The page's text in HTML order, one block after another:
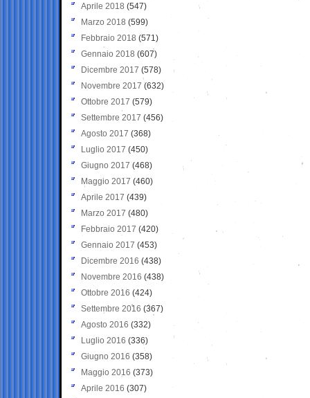
Aprile 2018 (547)
Marzo 2018 (599)
Febbraio 2018 (571)
Gennaio 2018 (607)
Dicembre 2017 (578)
Novembre 2017 (632)
Ottobre 2017 (579)
Settembre 2017 (456)
Agosto 2017 (368)
Luglio 2017 (450)
Giugno 2017 (468)
Maggio 2017 (460)
Aprile 2017 (439)
Marzo 2017 (480)
Febbraio 2017 (420)
Gennaio 2017 (453)
Dicembre 2016 (438)
Novembre 2016 (438)
Ottobre 2016 (424)
Settembre 2016 (367)
Agosto 2016 (332)
Luglio 2016 (336)
Giugno 2016 (358)
Maggio 2016 (373)
Aprile 2016 (307)